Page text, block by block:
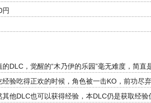
円
的DLC，觉醒的“木乃伊的乐园”毫无难度，简
验吃得正欢的时候，角色被一击KO，前功尽
他DLC也可以获得经验，本DLC仍是获取经